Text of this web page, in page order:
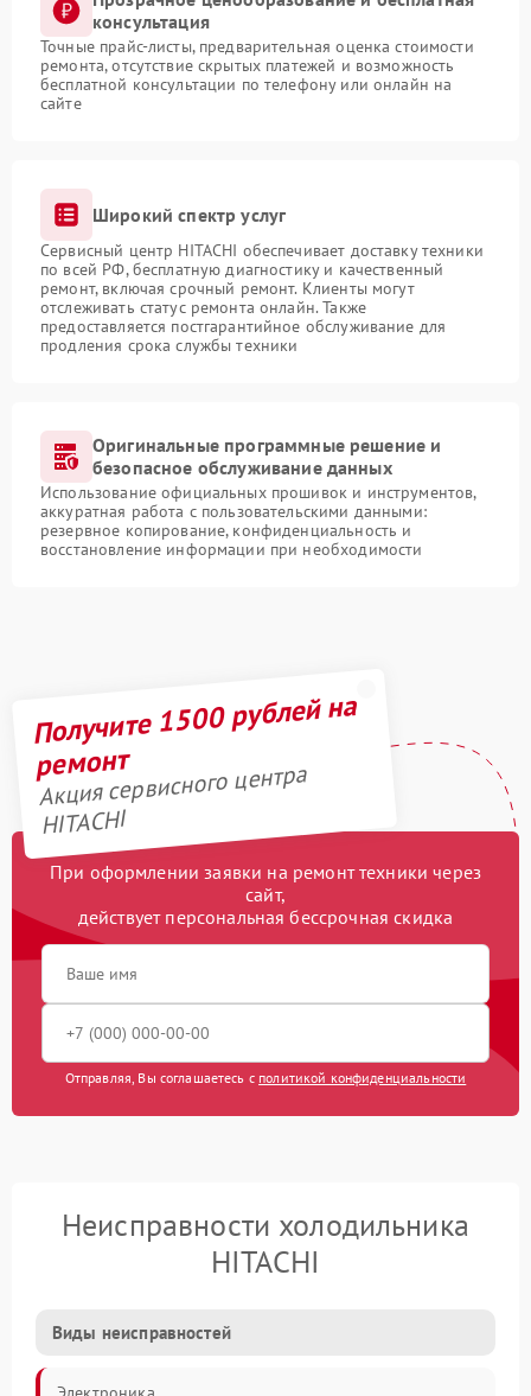
консультация
Точные прайс-листы, предварительная оценка стоимости
ремонта, отсутствие скрытых платежей и возможность
бесплатной консультации по телефону или онлайн на
сайте
Широкий спектр услуг
Сервисный центр HITACHI обеспечивает доставку техники
по всей РФ, бесплатную диагностику и качественный
ремонт, включая срочный ремонт. Клиенты могут
отслеживать статус ремонта онлайн. Также
предоставляется постгарантийное обслуживание для
продления срока службы техники
Оригинальные программные решение и
безопасное обслуживание данных
Использование официальных прошивок и инструментов,
аккуратная работа с пользовательскими данными:
резервное копирование, конфиденциальность и
восстановление информации при необходимости
Получите 1500 рублей на
ремонт
Акция сервисного центра
HITACHI
При оформлении заявки на ремонт техники через
сайт,
действует персональная бессрочная скидка
Отправляя, Вы соглашаетесь с политикой конфиденциальности
Неисправности холодильника
HITACHI
Виды неисправностей